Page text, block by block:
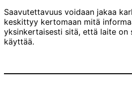
Saavutettavuus voidaan jakaa
keskittyy kertomaan mitä
yksinkertaisesti sitä, että laite
käyttää.